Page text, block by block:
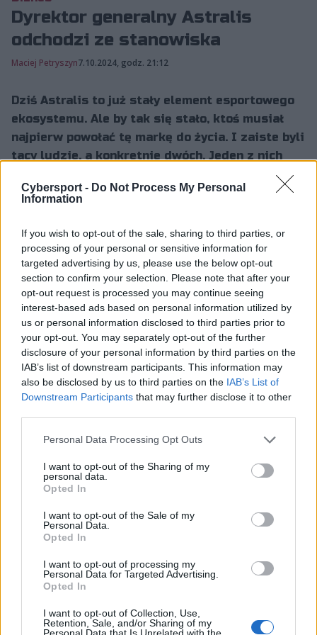
Cybersport - Do Not Process My Personal
Information
If you wish to opt-out of the sale, sharing to third parties, or
processing of your personal or sensitive information for
targeted advertising by us, please use the below opt-out
section to confirm your selection. Please note that after your
opt-out request is processed you may continue seeing
interest-based ads based on personal information utilized by
us or personal information disclosed to third parties prior to
your opt-out. You may separately opt-out of the further
disclosure of your personal information by third parties on the
IAB’s list of downstream participants. This information may
also be disclosed by us to third parties on the IAB’s List of
Downstream Participants that may further disclose it to other
Personal Data Processing Opt Outs
I want to opt-out of the Sharing of my
personal data.
Opted In
I want to opt-out of the Sale of my
Personal Data.
Opted In
I want to opt-out of processing my
Personal Data for Targeted Advertising.
Opted In
I want to opt-out of Collection, Use,
Retention, Sale, and/or Sharing of my
Personal Data that Is Unrelated with the
Dyrektor generalny Astralis
odchodzi ze stanowiska
Maciej Petryszyn7.10.2024, godz. 21:12
Dziś Astralis to już stały element esportowego
ekosystemu. Ale by tak się stało, ktoś musiał
najpierw powołać tę markę do życia. I zaiste byli
tacy ludzie, a konkretnie dwóch. Jeden z nich
postanowił jednak zmienić swoje zaangażowanie
w projekt.
Zmiany w zarządzie Astralis
Funkcję dyrektora generalnego Astralis opuścił kilka
dni temu Nikolaj Nyholm. 49-latek to przedsiębiorca,
który w sumie powołał do życia siedem startupów z
dziedziny technologii i gamingu. W 2016 roku zaś wraz
z Jakobem Lundem Kristensenem stworzył Astralis.
Początkowo organizacja działała jedynie na scenie
Counter-Strike'a, gdzie czterokrotnie sięgnęła po
mistrzostwo świata. Żadna inna formacja nie osiągnęła
historii. Z czasem marka rozszerzyła pole swojego
funkcjonowania, angażując się w takie gry, jak FIFA,
Rainbow Six: Siege, Fortnite oraz League of Legends. W
żadnej z nich nie udało jej się jednak powtórzyć
wyczynów z CS:GO.
CZYTAJ TEŻ:
byłego CEO Illuminar
Nikolaj Nyholm ustąpił ze stanowiska dyrektora
Astralis i innych zewnętrznych projektów. Jakob